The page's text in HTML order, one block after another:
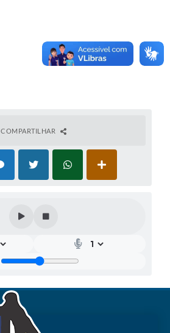
COMPARTILHAR